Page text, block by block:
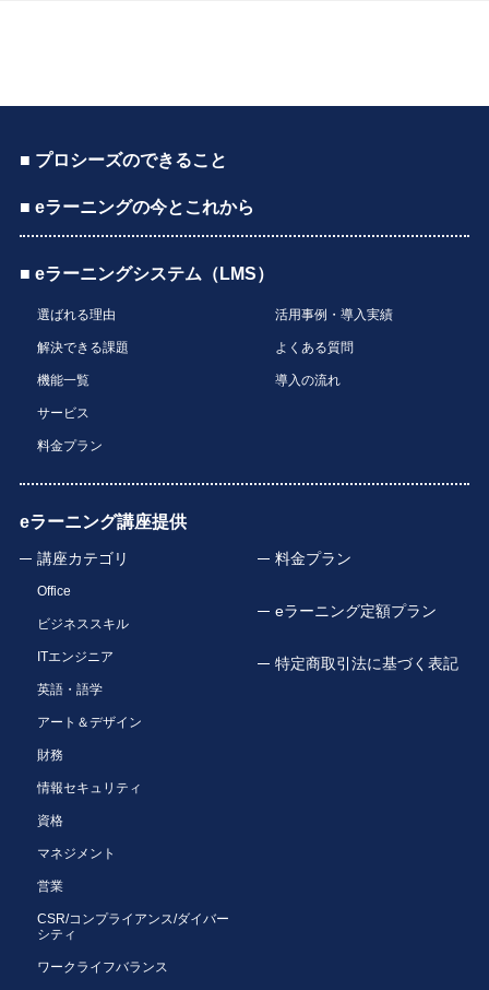
■ プロシーズのできること
■ eラーニングの今とこれから
■ eラーニングシステム（LMS）
選ばれる理由
解決できる課題
機能一覧
サービス
料金プラン
活用事例・導入実績
よくある質問
導入の流れ
eラーニング講座提供
講座カテゴリ
Office
ビジネススキル
ITエンジニア
英語・語学
アート＆デザイン
財務
情報セキュリティ
資格
マネジメント
営業
CSR/コンプライアンス/ダイバー
シティ
ワークライフバランス
料金プラン
eラーニング定額プラン
特定商取引法に基づく表記